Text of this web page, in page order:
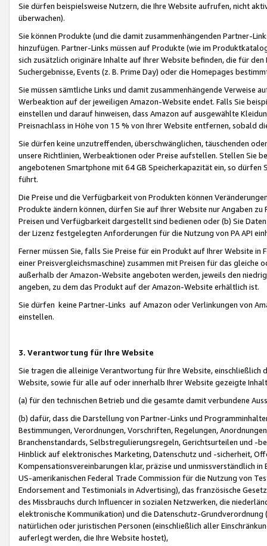
Sie dürfen beispielsweise Nutzern, die Ihre Website aufrufen, nicht
überwachen).
Sie können Produkte (und die damit zusammenhängenden Partner-
hinzufügen. Partner-Links müssen auf Produkte (wie im
sich zusätzlich originäre Inhalte auf Ihrer Website befinden, die für
Suchergebnisse, Events (z. B. Prime Day) oder die Homepages
Sie müssen sämtliche Links und damit zusammenhängende
Werbeaktion auf der jeweiligen Amazon-Website endet. Falls Sie
einstellen und darauf hinweisen, dass Amazon auf ausgewählte
Preisnachlass in Höhe von 15 % von Ihrer Website entfernen, sobald
Sie dürfen keine unzutreffenden, überschwänglichen, täuschenden
unsere Richtlinien, Werbeaktionen oder Preise aufstellen. Stellen Sie
angebotenen Smartphone mit 64 GB Speicherkapazität ein, so dürfen
führt.
Die Preise und die Verfügbarkeit von Produkten können
Produkte ändern können, dürfen Sie auf Ihrer Website nur Angaben
Preisen und Verfügbarkeit dargestellt sind bedienen oder (b) Sie
der Lizenz festgelegten Anforderungen für die Nutzung von PA API
Ferner müssen Sie, falls Sie Preise für ein Produkt auf Ihrer Website
einer Preisvergleichsmaschine) zusammen mit Preisen für das
außerhalb der Amazon-Website angeboten werden, jeweils den
angeben, zu dem das Produkt auf der Amazon-Website erhältlich ist.
Sie dürfen keine Partner-Links auf Amazon oder Verlinkungen von
einstellen.
3. Verantwortung für Ihre Website
Sie tragen die alleinige Verantwortung für Ihre Website,
Website, sowie für alle auf oder innerhalb Ihrer Website gezeigte
(a) für den technischen Betrieb und die gesamte damit verbundene
(b) dafür, dass die Darstellung von Partner-Links und
Bestimmungen, Verordnungen, Vorschriften, Regelungen,
Branchenstandards, Selbstregulierungsregeln, Gerichtsurteilen und -
Hinblick auf elektronisches Marketing, Datenschutz und -sicherheit,
Kompensationsvereinbarungen klar, präzise und unmissverständlich
US-amerikanischen Federal Trade Commission für die Nutzung von
Endorsement and Testimonials in Advertising), das französische
des Missbrauchs durch Influencer in sozialen Netzwerken, die
elektronische Kommunikation) und die Datenschutz-
natürlichen oder juristischen Personen (einschließlich aller
auferlegt werden, die Ihre Website hostet),